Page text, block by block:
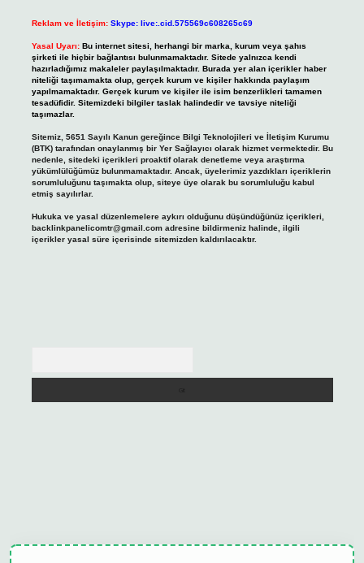
Reklam ve İletişim: Skype: live:.cid.575569c608265c69
Yasal Uyarı: Bu internet sitesi, herhangi bir marka, kurum veya şahıs
şirketi ile hiçbir bağlantısı bulunmamaktadır. Sitede yalnızca kendi
hazırladığımız makaleler paylaşılmaktadır. Burada yer alan içerikler haber
niteliği taşımamakta olup, gerçek kurum ve kişiler hakkında paylaşım
yapılmamaktadır. Gerçek kurum ve kişiler ile isim benzerlikleri tamamen
tesadüfidir. Sitemizdeki bilgiler taslak halindedir ve tavsiye niteliği
taşımazlar.
Sitemiz, 5651 Sayılı Kanun gereğince Bilgi Teknolojileri ve İletişim Kurumu
(BTK) tarafından onaylanmış bir Yer Sağlayıcı olarak hizmet vermektedir. Bu
nedenle, sitedeki içerikleri proaktif olarak denetleme veya araştırma
yükümlülüğümüz bulunmamaktadır. Ancak, üyelerimiz yazdıkları içeriklerin
sorumluluğunu taşımakta olup, siteye üye olarak bu sorumluluğu kabul
etmiş sayılırlar.
Hukuka ve yasal düzenlemelere aykırı olduğunu düşündüğünüz içerikleri,
backlinkpanelicomtr@gmail.comadresine bildirmeniz halinde, ilgili
içerikler yasal süre içerisinde sitemizden kaldırılacaktır.